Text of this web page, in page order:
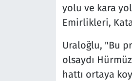
yolu ve kara
Emirlikleri,
Uraloğlu, "Bu
olsaydı
hattı ortaya